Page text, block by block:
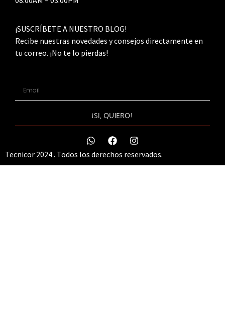
¡SUSCRÍBETE A NUESTRO BLOG!
Recibe nuestras novedades y consejos directamente en
tu correo. ¡No te lo pierdas!
¡SI, QUIERO!
Tecnicor 2024 . Todos los derechos reservados.